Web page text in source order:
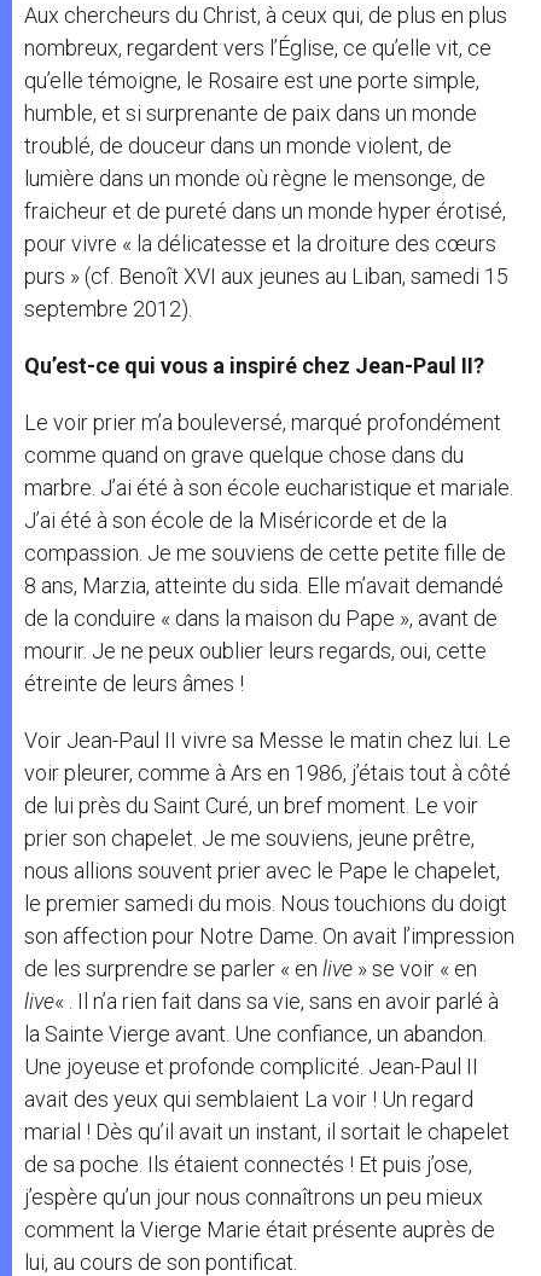
Aux chercheurs du Christ, à ceux qui, de plus en plus
nombreux, regardent vers l’Église, ce qu’elle vit, ce
qu’elle témoigne, le Rosaire est une porte simple,
humble, et si surprenante de paix dans un monde
troublé, de douceur dans un monde violent, de
lumière dans un monde où règne le mensonge, de
fraicheur et de pureté dans un monde hyper érotisé,
pour vivre « la délicatesse et la droiture des cœurs
purs » (cf. Benoît XVI aux jeunes au Liban, samedi 15
septembre 2012).
Qu’est-ce qui vous a inspiré chez Jean-Paul II?
Le voir prier m’a bouleversé, marqué profondément
comme quand on grave quelque chose dans du
marbre. J’ai été à son école eucharistique et mariale.
J’ai été à son école de la Miséricorde et de la
compassion. Je me souviens de cette petite fille de
8 ans, Marzia, atteinte du sida. Elle m’avait demandé
de la conduire « dans la maison du Pape », avant de
mourir. Je ne peux oublier leurs regards, oui, cette
étreinte de leurs âmes !
Voir Jean-Paul II vivre sa Messe le matin chez lui. Le
voir pleurer, comme à Ars en 1986, j’étais tout à côté
de lui près du Saint Curé, un bref moment. Le voir
prier son chapelet. Je me souviens, jeune prêtre,
nous allions souvent prier avec le Pape le chapelet,
le premier samedi du mois. Nous touchions du doigt
son affection pour Notre Dame. On avait l’impression
de les surprendre se parler « en live » se voir « en
live« . Il n’a rien fait dans sa vie, sans en avoir parlé à
la Sainte Vierge avant. Une confiance, un abandon.
Une joyeuse et profonde complicité. Jean-Paul II
avait des yeux qui semblaient La voir ! Un regard
marial ! Dès qu’il avait un instant, il sortait le chapelet
de sa poche. Ils étaient connectés ! Et puis j’ose,
j’espère qu’un jour nous connaîtrons un peu mieux
comment la Vierge Marie était présente auprès de
lui, au cours de son pontificat.